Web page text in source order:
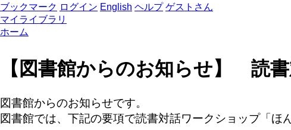
ブックマーク ログイン English ヘルプ ゲストさん
マイライブラリ
ホーム
【図書館からのお知らせ】 読
図書館からのお知らせです。
図書館では、下記の要項で読書対話ワークショップ「ほ